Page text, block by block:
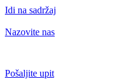
Idi na sadržaj
Nazovite nas
Pošaljite upit